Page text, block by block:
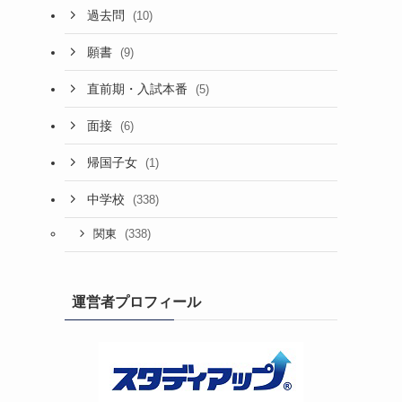
過去問 (10)
願書 (9)
直前期・入試本番 (5)
面接 (6)
帰国子女 (1)
中学校 (338)
関東 (338)
運営者プロフィール